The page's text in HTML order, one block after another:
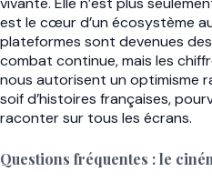
est le cœur d’un écosystème
plateformes sont devenues
combat continue, mais les
nous autorisent un optimisme
soif d’histoires françaises,
raconter sur tous les écrans.
Questions fréquentes : le